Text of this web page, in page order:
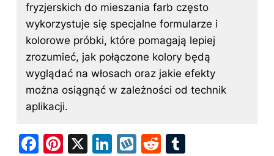
fryzjerskich do mieszania farb często
wykorzystuje się specjalne formularze i
kolorowe próbki, które pomagają lepiej
zrozumieć, jak połączone kolory będą
wyglądać na włosach oraz jakie efekty
można osiągnąć w zależności od technik
aplikacji.
F
Pi X
Li W R